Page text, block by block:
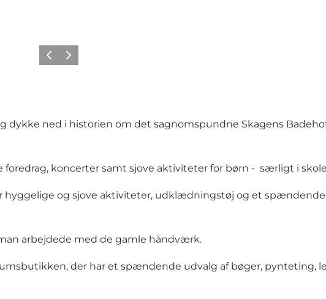
ForrigeNæste
ned i historien om det sagnomspundne Skagens
koncerter samt sjove aktiviteter for børn - særligt i
og sjove aktiviteter, udklædningstøj og et spændende
arbejdede med de gamle håndværk.
der har et spændende udvalg af bøger, pynteting,